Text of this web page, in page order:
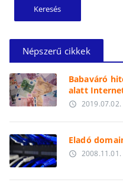
Népszerű cikkek
Babaváró
alatt
access_time 2019.07.02.
Eladó
access_time 2008.11.01.